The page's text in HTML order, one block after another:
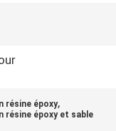
résine époxy,
résine époxy et sable